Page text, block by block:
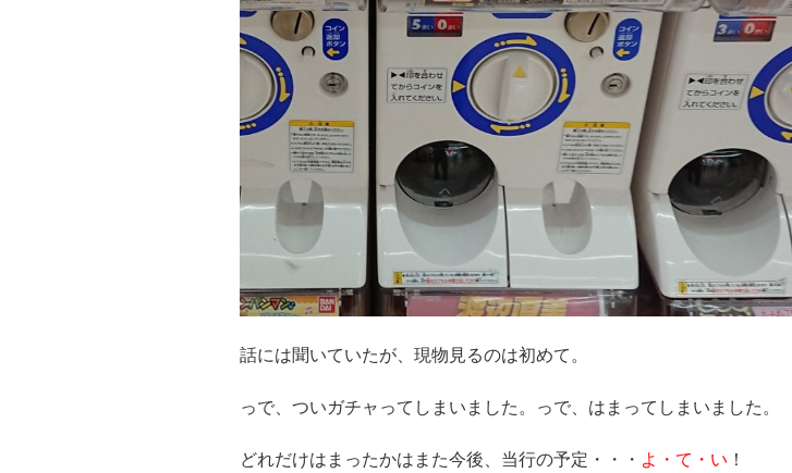
話には聞いていたが、現物見るのは初めて。
っで、ついガチャってしまいました。っで、はまってしまいました。
どれだけはまったかはまた今後、当行の予定・・・ よ・て・い ！